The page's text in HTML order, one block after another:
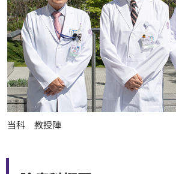
当科 教授陣